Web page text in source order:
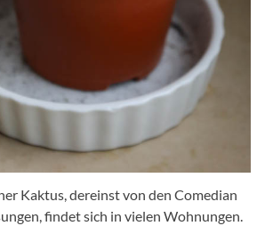
Kaktus, dereinst von den Comedian
findet sich in vielen Wohnungen.